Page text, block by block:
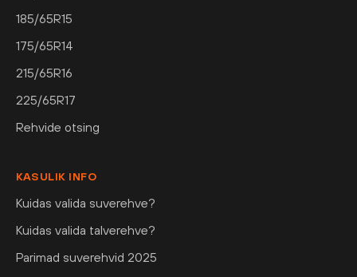
185/65R15
175/65R14
215/65R16
225/65R17
Rehvide otsing
KASULIK INFO
Kuidas valida suverehve?
Kuidas valida talverehve?
Parimad suverehvid 2025